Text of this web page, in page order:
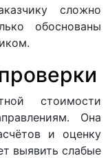
сложно
обоснованы
стоимости
Она
и оценку
выявить слабые